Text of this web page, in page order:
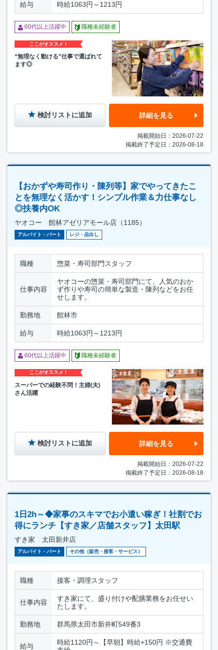
給与 時給1063円～1213円
60代以上活躍中 職種未経験者
ここがオススメ！
“無理なく動ける”仕事で選ばれて
ます◎
検討リストに追加 詳細を見る
掲載開始日：2026-07-22
掲載終了予定日：2026-08-18
【おかずや寿司作り・陳列等】家でやってきたこ
とを無理なく活かす！シンプル作業＆力仕事なし
◎扶養内OK
ヤオコー 館林アゼリアモール店（1185）
アルバイト・パート レジ・品出し
職種 惣菜・寿司部門スタッフ
仕事内容
ヤオコーの惣菜・寿司部門にて、人気のおか
ず作りや寿司の簡単な製造・陳列などをお任
せします。
勤務地 館林市
給与 時給1063円～1213円
60代以上活躍中 職種未経験者
ここがオススメ！
スーパーでの経験不問！主婦(夫)
さん活躍
検討リストに追加 詳細を見る
掲載開始日：2026-07-22
掲載終了予定日：2026-08-18
1日2h～◆家事のスキマでお小遣い稼ぎ！社割でお
得にランチ【すき家／店舗スタッフ】太田駅
すき家 太田新井店
アルバイト・パート その他（販売・接客・サービス）
職種 接客・調理スタッフ
仕事内容
すき家にて、盛り付けや配膳業務をお任せい
たします。
勤務地 群馬県太田市新井町549番3
給与
時給1120円～【早朝】時給+150円 ※交通費